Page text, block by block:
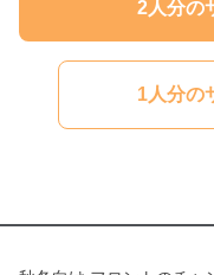
2人分の
1人分の